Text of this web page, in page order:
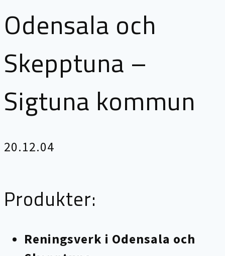
Odensala och
Skepptuna –
Sigtuna kommun
20.12.04
Produkter:
Reningsverk i Odensala och